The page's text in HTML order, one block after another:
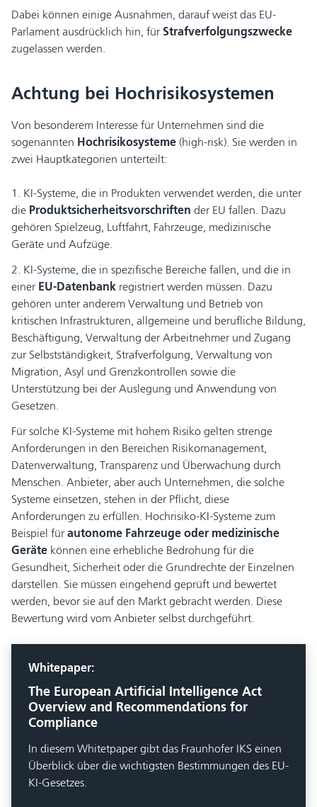
Dabei können einige Ausnahmen, darauf weist das EU-
Parlament ausdrücklich hin, für Strafverfolgungszwecke
zugelassen werden.
Achtung bei Hochrisikosystemen
Von besonderem Interesse für Unternehmen sind die
sogenannten Hochrisikosysteme (high-risk). Sie werden in
zwei Hauptkategorien unterteilt:
1. KI-Systeme, die in Produkten verwendet werden, die unter
die Produktsicherheitsvorschriften der EU fallen. Dazu
gehören Spielzeug, Luftfahrt, Fahrzeuge, medizinische
Geräte und Aufzüge.
2. KI-Systeme, die in spezifische Bereiche fallen, und die in
einer EU-Datenbank registriert werden müssen. Dazu
gehören unter anderem Verwaltung und Betrieb von
kritischen Infrastrukturen, allgemeine und berufliche Bildung,
Beschäftigung, Verwaltung der Arbeitnehmer und Zugang
zur Selbstständigkeit, Strafverfolgung, Verwaltung von
Migration, Asyl und Grenzkontrollen sowie die
Unterstützung bei der Auslegung und Anwendung von
Gesetzen.
Für solche KI-Systeme mit hohem Risiko gelten strenge
Anforderungen in den Bereichen Risikomanagement,
Datenverwaltung, Transparenz und Überwachung durch
Menschen. Anbieter, aber auch Unternehmen, die solche
Systeme einsetzen, stehen in der Pflicht, diese
Anforderungen zu erfüllen. Hochrisiko-KI-Systeme zum
Beispiel für autonome Fahrzeuge oder medizinische
Geräte können eine erhebliche Bedrohung für die
Gesundheit, Sicherheit oder die Grundrechte der Einzelnen
darstellen. Sie müssen eingehend geprüft und bewertet
werden, bevor sie auf den Markt gebracht werden. Diese
Bewertung wird vom Anbieter selbst durchgeführt.
Whitepaper:
The European Artificial Intelligence Act
Overview and Recommendations for
Compliance
In diesem Whitetpaper gibt das Fraunhofer IKS einen
Überblick über die wichtigsten Bestimmungen des EU-
KI-Gesetzes.